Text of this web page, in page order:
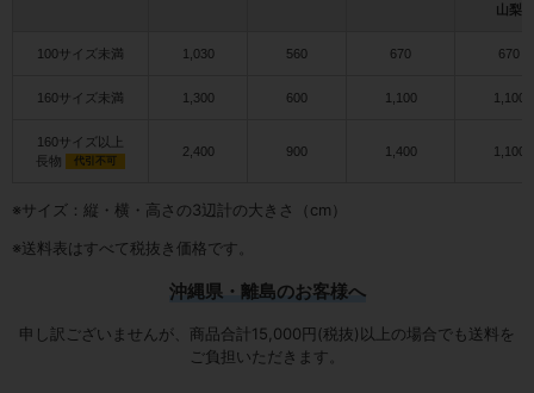
山梨
100サイズ未満 1,030 560 670 670
160サイズ未満 1,300 600 1,100 1,100
160サイズ以上
長物
代引不可
2,400 900 1,400 1,100
※サイズ：縦・横・高さの3辺計の大きさ（cm）
※送料表はすべて税抜き価格です。
沖縄県・離島のお客様へ
申し訳ございませんが、商品合計15,000円(税抜)以上の場合でも送料を
ご負担いただきます。